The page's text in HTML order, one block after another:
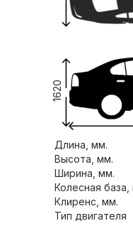
1620
Длина, мм.
Высота, мм.
Ширина, мм.
Клиренс, мм.
Тип двигателя